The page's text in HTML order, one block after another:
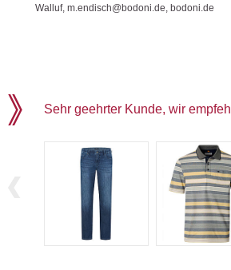
Walluf, m.endisch@bodoni.de, bodoni.de
Sehr geehrter Kunde, wir